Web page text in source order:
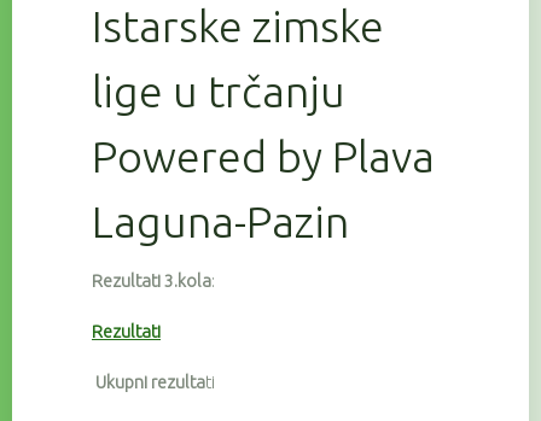
Istarske zimske
lige u trčanju
Powered by Plava
Laguna-Pazin
Rezultati 3.kola:
Rezultati
Ukupni rezultati